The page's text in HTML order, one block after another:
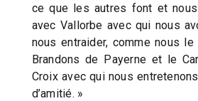
ce que les autres font et
avec Vallorbe avec qui nous
nous entraider, comme nous
Brandons de Payerne et le
Croix avec qui nous
d’amitié. »